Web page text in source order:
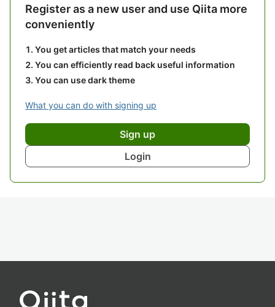
Register as a new user and use Qiita more
conveniently
You get articles that match your needs
You can efficiently read back useful information
You can use dark theme
What you can do with signing up
Sign up
Login